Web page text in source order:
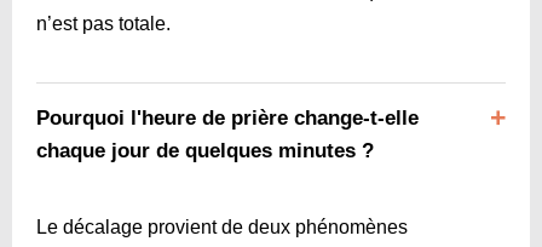
n’est pas totale.
Pourquoi l'heure de prière change-t-elle
chaque jour de quelques minutes ?
Le décalage provient de deux phénomènes